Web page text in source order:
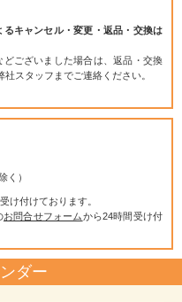
るキャンセル・変更・返品・交換は
ございました場合は、返品・交換
スタッフまでご連絡ください。
く）
け付けております。
お問合せフォームから24時間受け付
ダー